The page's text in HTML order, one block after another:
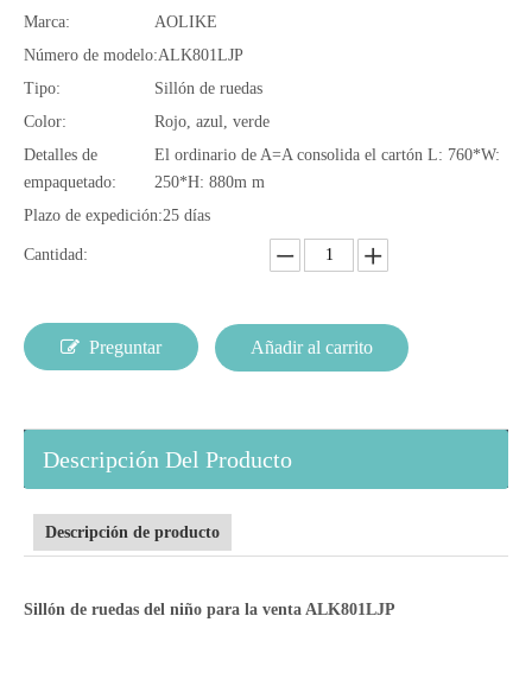
Marca:
AOLIKE
Número de modelo:ALK801LJP
Tipo:
Sillón de ruedas
Color:
Rojo, azul, verde
Detalles de
empaquetado:
El ordinario de A=A consolida el cartón L: 760*W:
250*H: 880m m
Plazo de expedición:25 días
Cantidad:
Preguntar Añadir al carrito
Descripción Del Producto
Descripción de producto
Sillón de ruedas del niño para la venta ALK801LJP